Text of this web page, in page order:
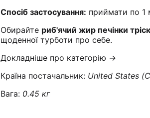
Спосіб застосування: приймати по 1
Обирайте риб'ячий жир печінки
щоденної турботи про себе.
Докладніше про категорію →
Країна постачальник: United States
Вага: 0.45 кг